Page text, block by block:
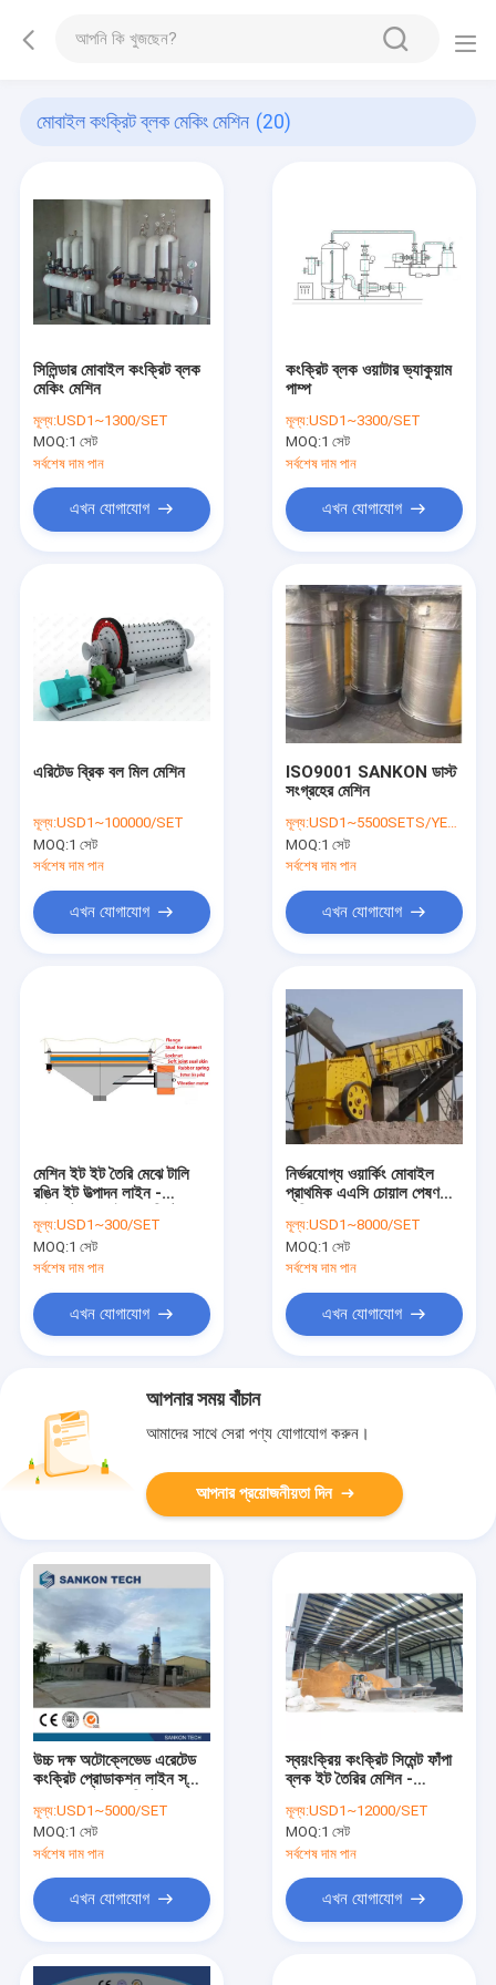
মোবাইল কংক্রিট ব্লক মেকিং মেশিন (20)
সিলিন্ডার মোবাইল কংক্রিট ব্লক
মেকিং মেশিন
মূল্য:USD1~1300/SET
MOQ:1 সেট
সর্বশেষ দাম পান
এখন যোগাযোগ
কংক্রিট ব্লক ওয়াটার ভ্যাকুয়াম
পাম্প
মূল্য:USD1~3300/SET
MOQ:1 সেট
সর্বশেষ দাম পান
এখন যোগাযোগ
এরিটেড ব্রিক বল মিল মেশিন
মূল্য:USD1~100000/SET
MOQ:1 সেট
সর্বশেষ দাম পান
এখন যোগাযোগ
ISO9001 SANKON ডাস্ট
সংগ্রহের মেশিন
মূল্য:USD1~5500SETS/YEAR
MOQ:1 সেট
সর্বশেষ দাম পান
এখন যোগাযোগ
মেশিন ইট ইট তৈরি মেঝে টালি
রঙিন ইট উত্পাদন লাইন -
মেকিং মেশিন
মূল্য:USD1~300/SET
MOQ:1 সেট
সর্বশেষ দাম পান
এখন যোগাযোগ
নির্ভরযোগ্য ওয়ার্কিং মোবাইল
প্রাথমিক এএসি চোয়াল পেষণকারী
মূল্য:USD1~8000/SET
MOQ:1 সেট
সর্বশেষ দাম পান
এখন যোগাযোগ
আপনার সময় বাঁচান
আমাদের সাথে সেরা পণ্য যোগাযোগ করুন।
আপনার প্রয়োজনীয়তা দিন
উচ্চ দক্ষ অটোক্লেভেড এরেটেড
কংক্রিট প্রোডাকশন লাইন স্লারি
মেকিং মেশিন
মূল্য:USD1~5000/SET
MOQ:1 সেট
সর্বশেষ দাম পান
এখন যোগাযোগ
স্বয়ংক্রিয় কংক্রিট সিমেন্ট ফাঁপা
ব্লক ইট তৈরির মেশিন -
PIRUING SANKON
380V Pouring Mixer
মূল্য:USD1~12000/SET
MOQ:1 সেট
সর্বশেষ দাম পান
এখন যোগাযোগ